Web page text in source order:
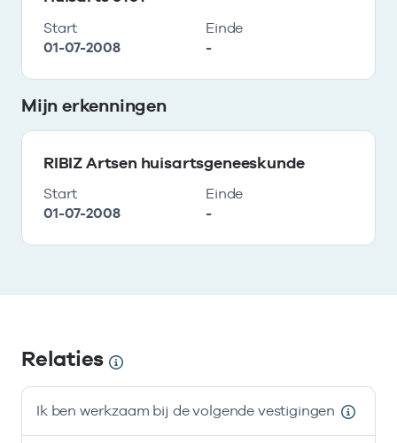
Start
01-07-2008
Einde
-
Mijn erkenningen
RIBIZ Artsen huisartsgeneeskunde
Start
01-07-2008
Einde
-
Relaties
Ik ben werkzaam bij de volgende vestigingen